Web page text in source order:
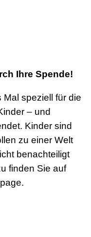
Ihre Spende!
speziell für die
– und
Kinder sind
zu einer Welt
benachteiligt
finden Sie auf